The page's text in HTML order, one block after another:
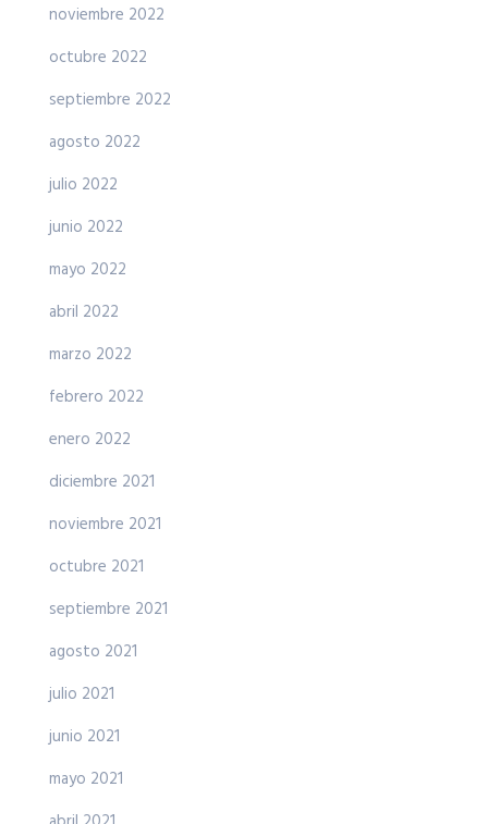
noviembre 2022
octubre 2022
septiembre 2022
agosto 2022
julio 2022
junio 2022
mayo 2022
abril 2022
marzo 2022
febrero 2022
enero 2022
diciembre 2021
noviembre 2021
octubre 2021
septiembre 2021
agosto 2021
julio 2021
junio 2021
mayo 2021